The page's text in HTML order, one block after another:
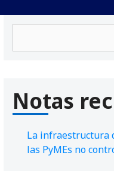
Notas
La infraestructura
las PyMEs no